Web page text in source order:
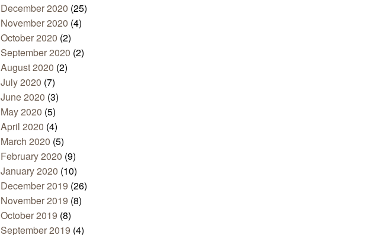
December 2020 (25)
November 2020 (4)
October 2020 (2)
September 2020 (2)
August 2020 (2)
July 2020 (7)
June 2020 (3)
May 2020 (5)
April 2020 (4)
March 2020 (5)
February 2020 (9)
January 2020 (10)
December 2019 (26)
November 2019 (8)
October 2019 (8)
September 2019 (4)